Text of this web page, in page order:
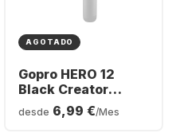
AGOTADO
Gopro HERO 12
Black Creator
Edition
desde 6,99 €/Mes